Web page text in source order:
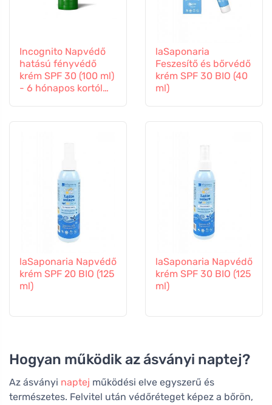
Incognito Napvédő
hatású fényvédő
krém SPF 30 (100 ml)
- 6 hónapos kortól
laSaponaria
Feszesítő és bőrvédő
krém SPF 30 BIO (40
ml)
laSaponaria Napvédő
krém SPF 20 BIO (125
ml)
laSaponaria Napvédő
krém SPF 30 BIO (125
ml)
Hogyan működik az ásványi naptej?
Az ásványi naptej működési elve egyszerű és
természetes. Felvitel után védőréteget képez a bőrön,